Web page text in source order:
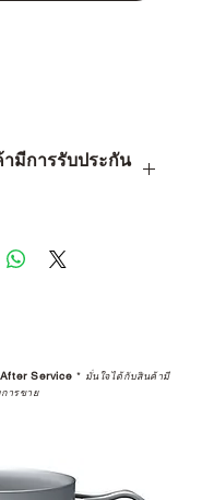
ามีการรับประกัน
ต่รวมไปถึง
งการใช้งาน” ใน
านตัวแทนจำหน่ายที่
ย่างเป็นทางการ จะ
ะนำ การดูแลสินค้า
Service * มั่นใจได้กับสินค้ามี
ารขาย